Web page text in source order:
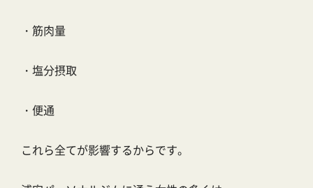
・筋肉量
・塩分摂取
・便通
これら全てが影響するからです。